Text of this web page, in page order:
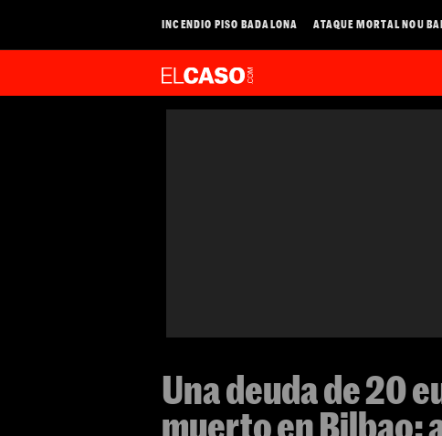
INCENDIO PISO BADALONA ATAQUE MORTAL NOU
Una deuda de 20
muerto en Bilbao: